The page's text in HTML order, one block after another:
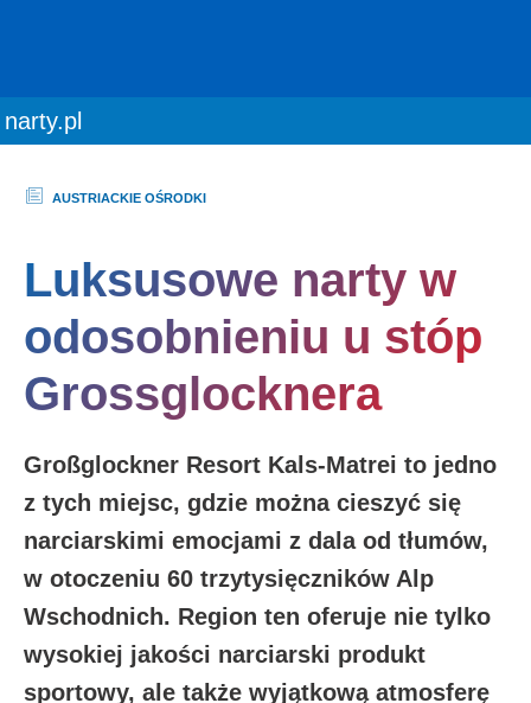
You are here:
narty.pl
AUSTRIACKIE OŚRODKI
Luksusowe narty w
odosobnieniu u stóp
Grossglocknera
Großglockner Resort Kals-Matrei to jedno
z tych miejsc, gdzie można cieszyć się
narciarskimi emocjami z dala od tłumów,
w otoczeniu 60 trzytysięczników Alp
Wschodnich. Region ten oferuje nie tylko
wysokiej jakości narciarski produkt
sportowy, ale także wyjątkową atmosferę